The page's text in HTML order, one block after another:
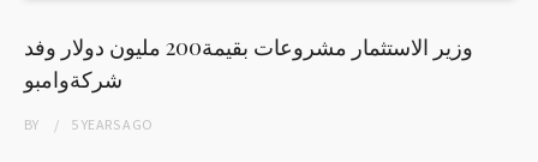
وزير الاستثمار مشروعات بقيمة200 مليون دولار وفد
شركةوامبو
BY 5 YEARSAGO